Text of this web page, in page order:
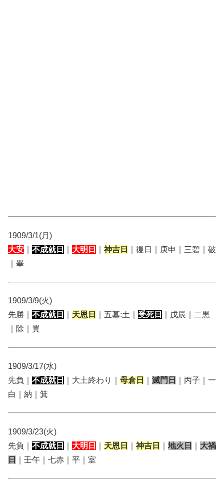
1909/3/1(月)
大安
不成就日 大明日 神吉日
｜復日｜庚申｜三碧｜破
｜畢
1909/3/9(火)
先勝｜ 不成就日 天恩日 ｜五墓:土｜ 受死日
｜戊辰｜二黒
｜除｜翼
1909/3/17(水)
先負｜ 不成就日 ｜大土終わり｜ 母倉日 滅門日
｜丙子｜一
白｜納｜箕
1909/3/23(火)
先負｜ 不成就日 大明日 天恩日 神吉日 地火日
大禍
日
｜壬午｜七赤｜平｜室